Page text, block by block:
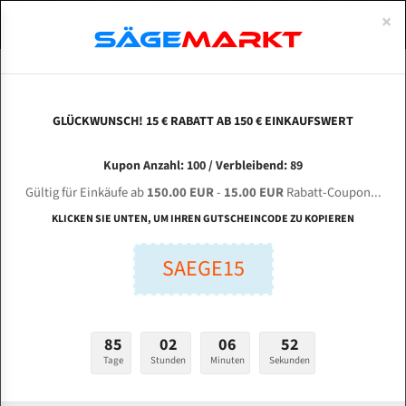
CHENLONG G 4228 / 70 für 4320 mm Bi-Metall
Bandsägeblätter
Länge (mm):
Stärken + Zahnteilung:
mm
ABOUTS
ENGLISH
Bi-Metall Meterware
Fleischerei Bandsägeblätter
Bandmesser Glatt Meterware
Konvex Meterware
×
GLÜCKWUNSCH! 15 € RABATT AB 150 € EINKAUFSWERT
Kupon Anzahl: 100 / Verbleibend: 89
Gültig für Einkäufe ab150.00 EUR- 15.00 EURRabatt-Coupon...
KLICKEN SIE UNTEN, UM IHREN GUTSCHEINCODE ZU KOPIEREN
SAEGE15
85
Tage
02
Stunden
06
Minuten
51
Sekunden